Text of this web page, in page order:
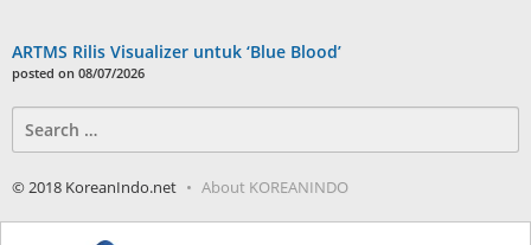
ARTMS Rilis Visualizer untuk ‘Blue Blood’
posted on 08/07/2026
for:
© 2018 KoreanIndo.net About KOREANINDO